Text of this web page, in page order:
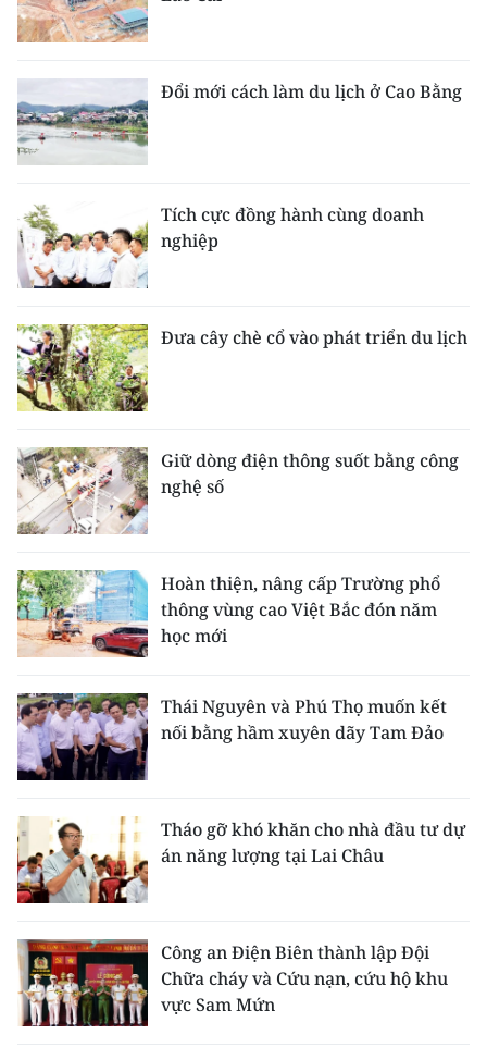
Đổi mới cách làm du lịch ở Cao Bằng
Tích cực đồng hành cùng doanh
nghiệp
Đưa cây chè cổ vào phát triển du lịch
Giữ dòng điện thông suốt bằng công
nghệ số
Hoàn thiện, nâng cấp Trường phổ
thông vùng cao Việt Bắc đón năm
học mới
Thái Nguyên và Phú Thọ muốn kết
nối bằng hầm xuyên dãy Tam Đảo
Tháo gỡ khó khăn cho nhà đầu tư dự
án năng lượng tại Lai Châu
Công an Điện Biên thành lập Đội
Chữa cháy và Cứu nạn, cứu hộ khu
vực Sam Mứn